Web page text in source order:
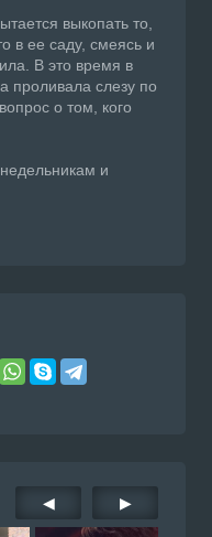
выкопать то,
в ее саду, смеясь и
В это время в
проливала слезу по
о том, кого
и
◀ ▶